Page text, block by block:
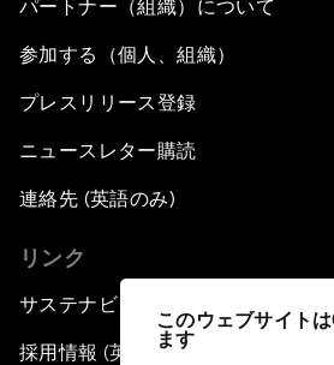
このウェブサイト
ます
パートナー（組織）について
参加する（個人、組織）
プレスリリース登録
ニュースレター購読
連絡先 (英語のみ)
リンク
サステナビリティへの取り組み
採用情報 (英語のみ)